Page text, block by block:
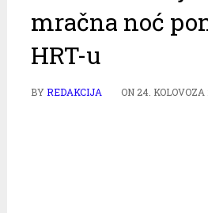
mračna noć
HRT-u
BYREDAKCIJA ON 24. KOLOVOZA